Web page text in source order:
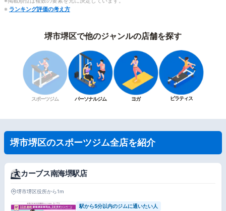
※ ランキング評価の考え方
堺市堺区で他のジャンルの店舗を探す
スポーツジム パーソナルジム ヨガ ピラティス
堺市堺区のスポーツジム全店を紹介
カーブス南海堺駅店
堺市堺区役所から1m
駅から5分以内のジムに通いたい人